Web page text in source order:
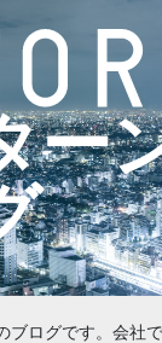
ー
ブログです。会社